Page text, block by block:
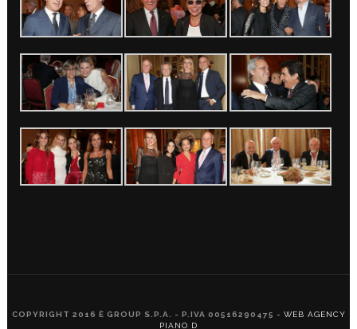
COPYRIGHT 2016 È GROUP S.P.A. - P.IVA 00516290475 - WEB AGENCY
PIANO D